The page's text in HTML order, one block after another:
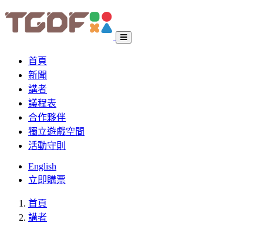
首頁
新聞
講者
議程表
合作夥伴
獨立遊戲空間
活動守則
English
立即購票
首頁
講者